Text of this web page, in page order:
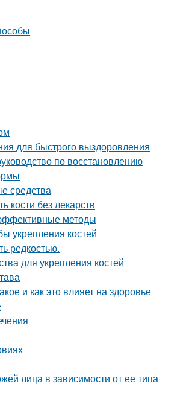
для быстрого выздоровления
по восстановлению
средства
кости без лекарств
методы
укрепления костей
редкостью.
для укрепления костей
и как это влияет на здоровье
лица в зависимости от ее типа